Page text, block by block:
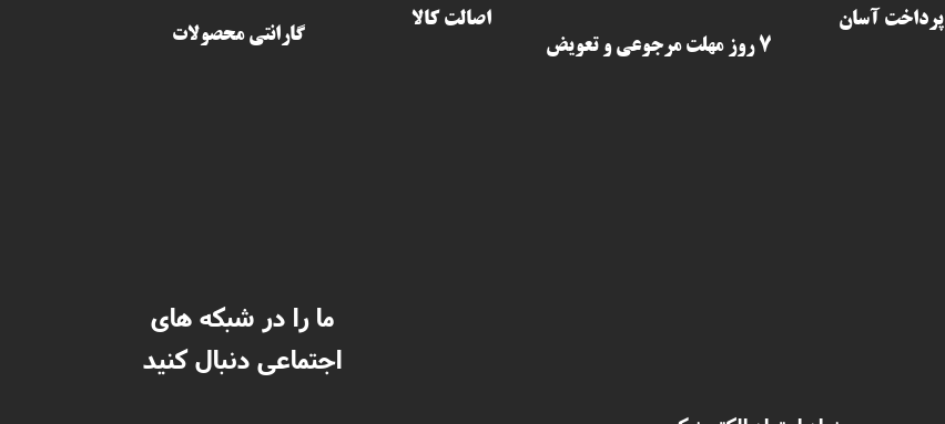
ما را در شبکه های
اجتماعی دنبال کنید
پرداخت آسان
7 روز مهلت مرجوعی و تعویض
اصالت کالا
گارانتی محصولات